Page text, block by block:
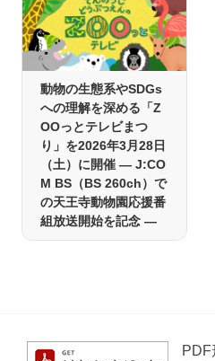
動物の生態系やSDGs
への理解を深める「Z
OOっとテレビまつ
り」を2026年3月28日
（土）に開催 ― J:CO
M BS（BS 260ch）で
の天王寺動物園応援番
組放送開始を記念 ―
PDF